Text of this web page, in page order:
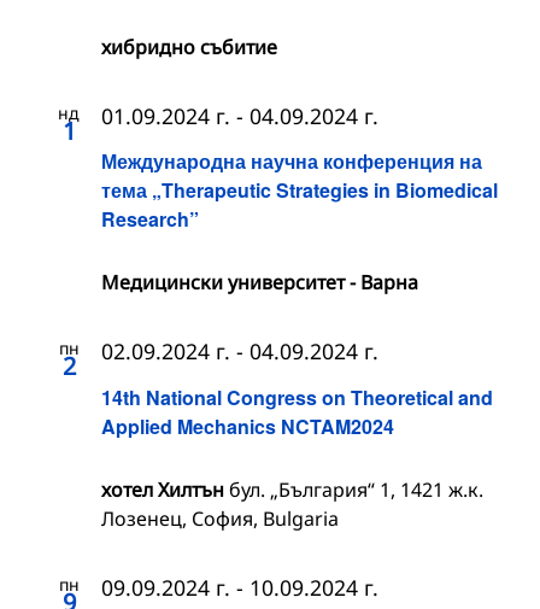
хибридно събитие
нд
1
Международна научна конференция на
тема „Therapeutic Strategies in Biomedical
Research”
01.09.2024 г. - 04.09.2024 г.
Медицински университет - Варна
пн
2
14th National Congress on Theoretical and
Applied Mechanics NCTAM2024
02.09.2024 г. - 04.09.2024 г.
хотел Хилтънбул. „България“ 1, 1421 ж.к.
Лозенец, София, Bulgaria
пн
9 09.09.2024 г. - 10.09.2024 г.